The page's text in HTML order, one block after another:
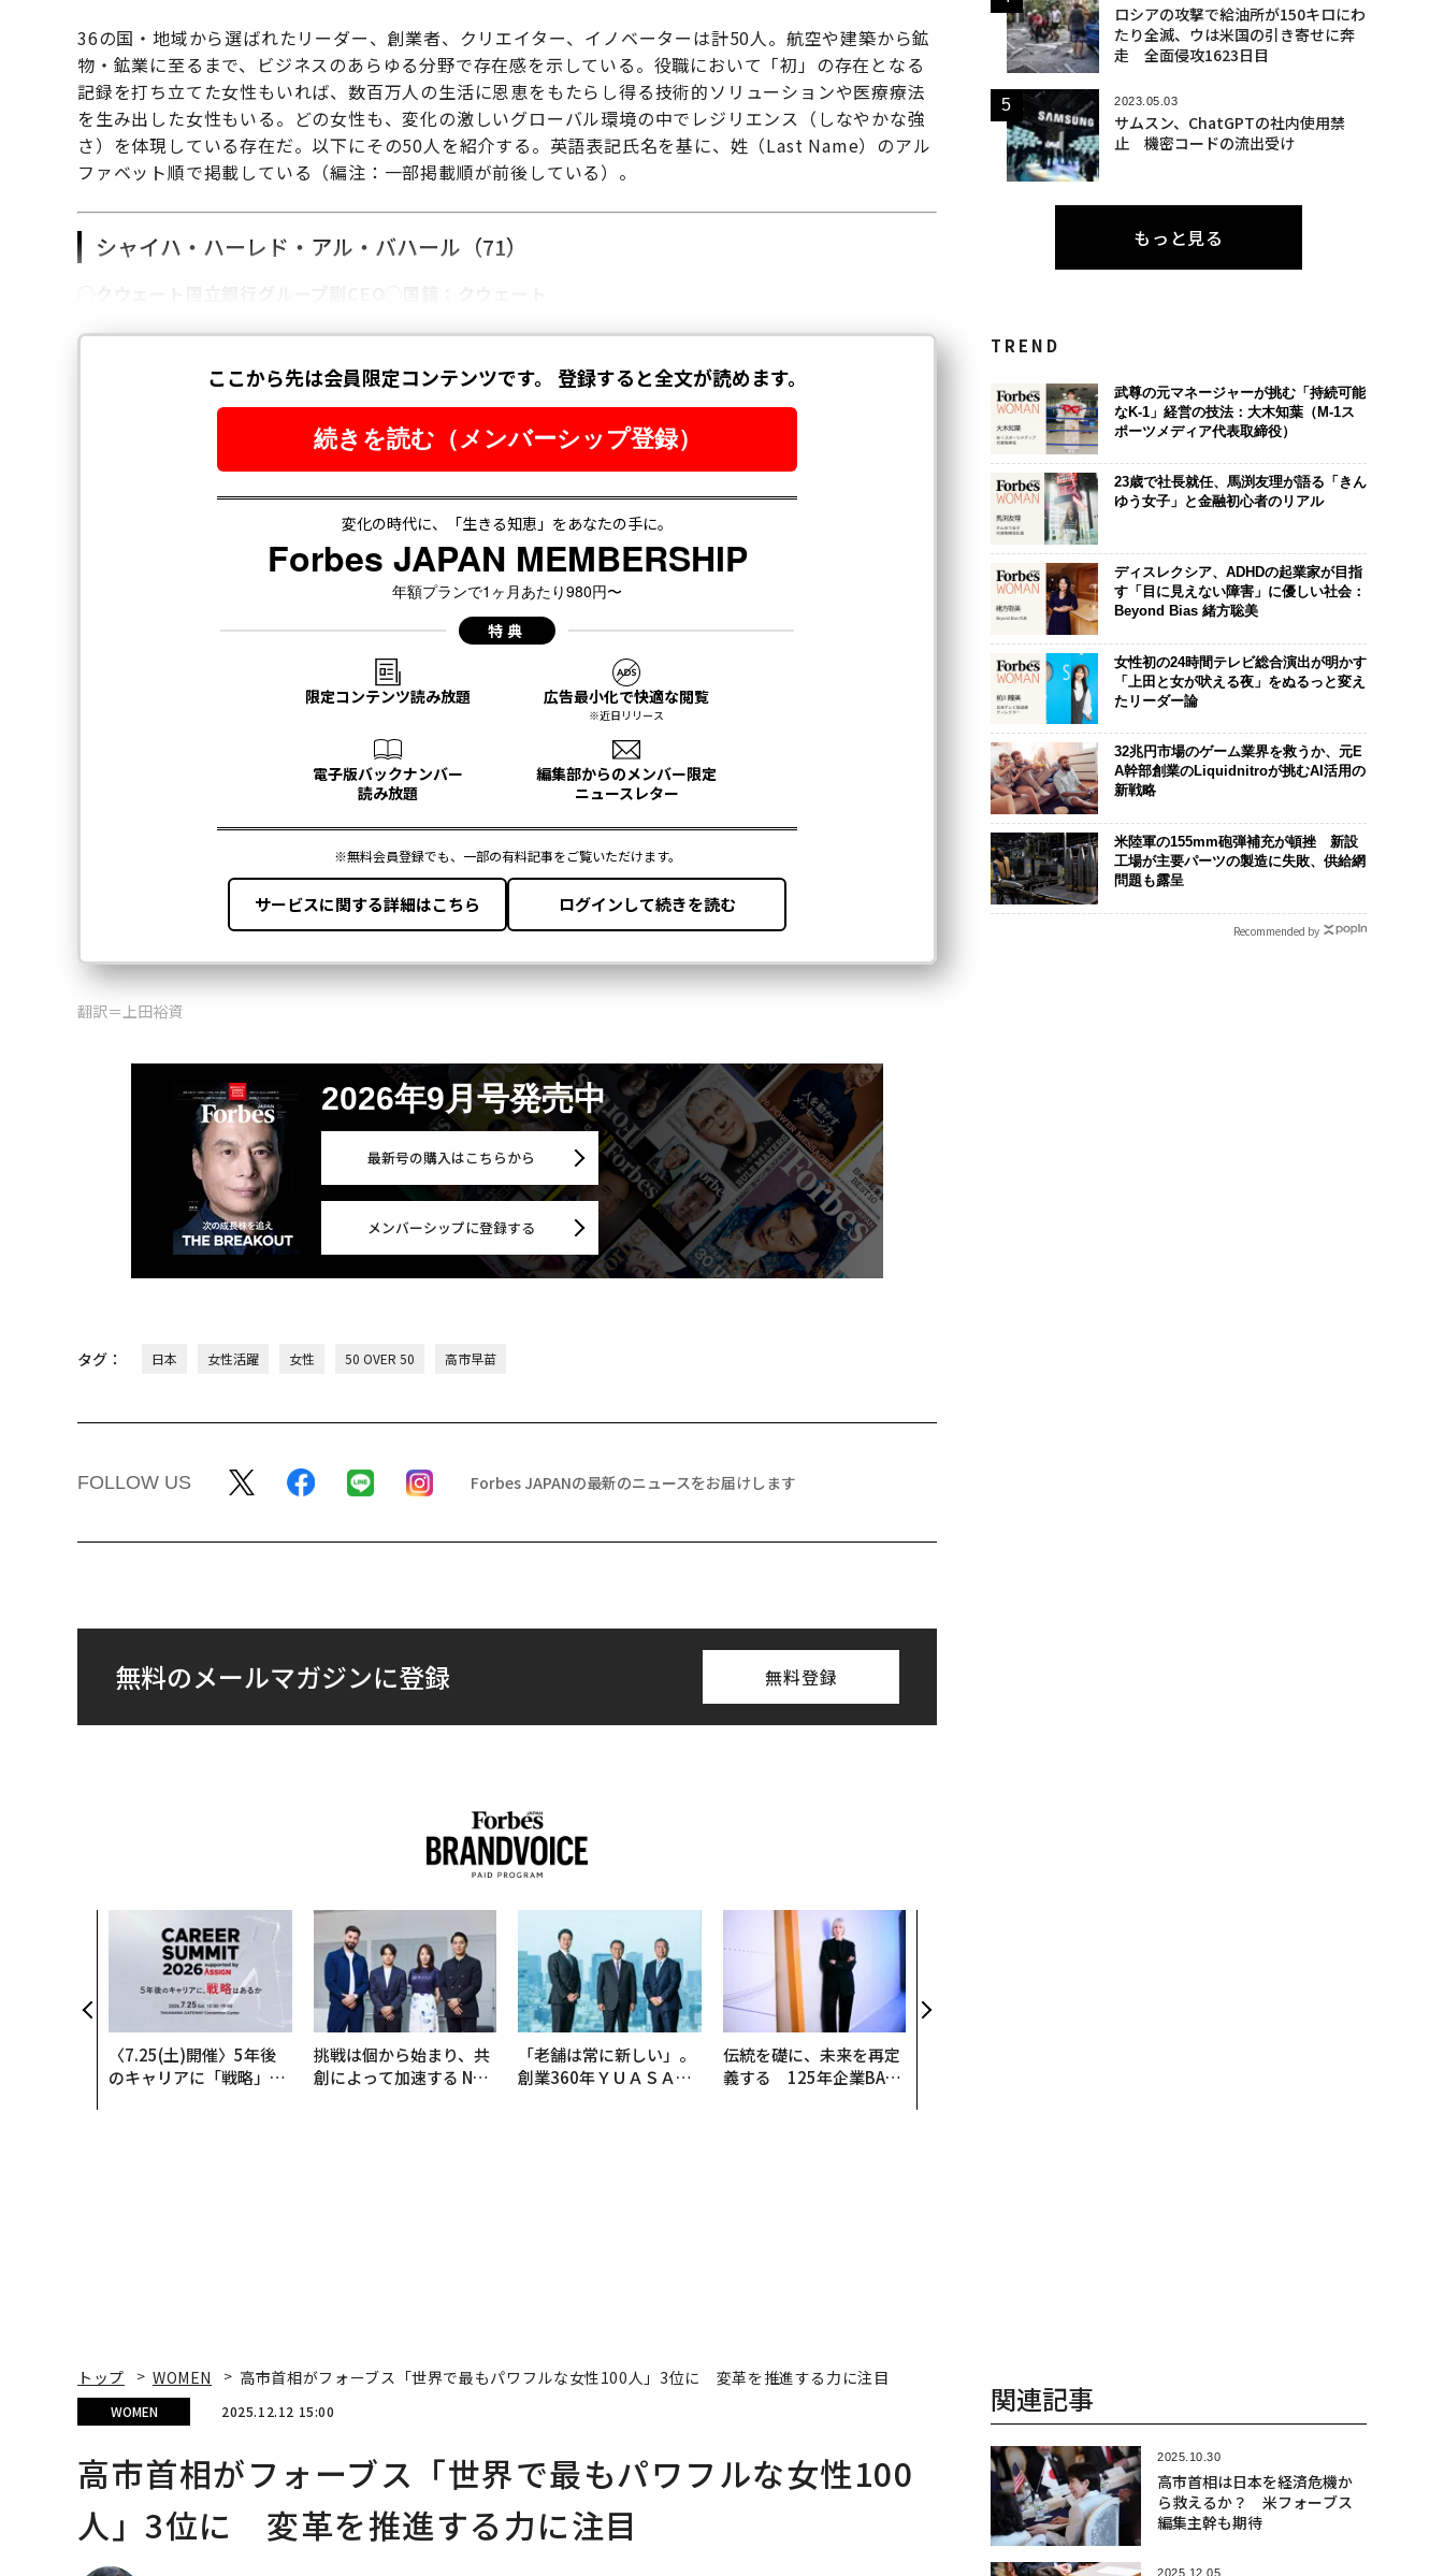
36の国・地域から選ばれたリーダー、創業者、クリエイター、イノベーターは計50人。航空や建築から鉱
物・鉱業に至るまで、ビジネスのあらゆる分野で存在感を示している。役職において「初」の存在となる
記録を打ち立てた女性もいれば、数百万人の生活に恩恵をもたらし得る技術的ソリューションや医療療法
を生み出した女性もいる。どの女性も、変化の激しいグローバル環境の中でレジリエンス（しなやかな強
さ）を体現している存在だ。以下にその50人を紹介する。英語表記氏名を基に、姓（Last Name）のアル
ファベット順で掲載している（編注：一部掲載順が前後している）。
シャイハ・ハーレド・アル・バハール（71）
翻訳＝上田裕資
2026年9月号発売中
最新号の購入はこちらから
メンバーシップに登録する
タグ： 日本 女性活躍 女性 50 OVER 50 高市早苗
FOLLOW US Forbes JAPANの最新のニュースをお届けします
無料のメールマガジンに登録 無料登録
〈7.25(土)開催〉5年後
のキャリアに「戦略」は
挑戦は個から始まり、共
創によって加速する NOR
「老舗は常に新しい」。
創業360年ＹＵＡＳＡと
伝統を礎に、未来を再定
義する 125年企業BAT
支援とは
ロシアの攻撃で給油所が150キロにわ
たり全滅、ウは米国の引き寄せに奔
走 全面侵攻1623日目
2023.05.03
サムスン、ChatGPTの社内使用禁
止 機密コードの流出受け
もっと見る
TREND
武尊の元マネージャーが挑む「持続可能
なK-1」経営の技法：大木知葉（M-1ス
ポーツメディア代表取締役）
23歳で社長就任、馬渕友理が語る「きん
ゆう女子」と金融初心者のリアル
ディスレクシア、ADHDの起業家が目指
す「目に見えない障害」に優しい社会：
Beyond Bias 緒方聡美
女性初の24時間テレビ総合演出が明かす
「上田と女が吠える夜」をぬるっと変え
たリーダー論
32兆円市場のゲーム業界を救うか、元E
A幹部創業のLiquidnitroが挑むAI活用の
新戦略
米陸軍の155mm砲弾補充が頓挫 新設
工場が主要パーツの製造に失敗、供給網
問題も露呈
Recommended by
トップ WOMEN 高市首相がフォーブス「世界で最もパワフルな女性100人」3位に 変革を推進する力に注目
WOMEN 2025.12.12 15:00
高市首相がフォーブス「世界で最もパワフルな女性100
人」3位に 変革を推進する力に注目
関連記事
2025.10.30
高市首相は日本を経済危機か
ら救えるか？ 米フォーブス
編集主幹も期待
2025.12.05